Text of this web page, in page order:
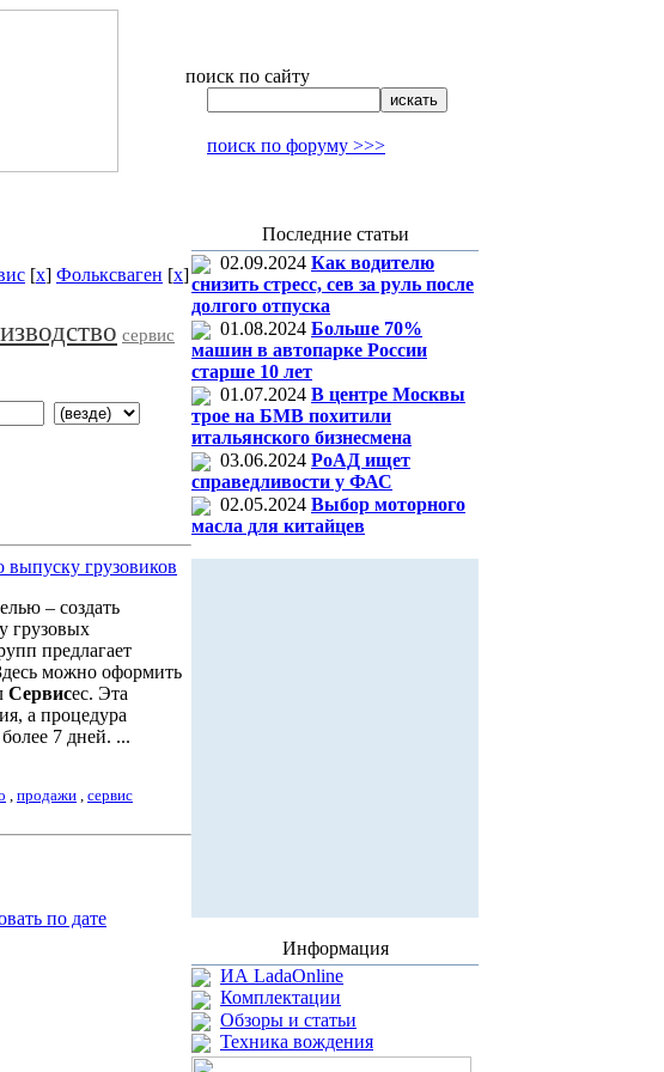
поиск по сайту
поиск по форуму >>>
[x] Фольксваген [x]
сервис
выпуску грузовиков
– создать
грузовых
предлагает
можно оформить
Сервисес. Эта
а процедура
7 дней. ...
, продажи , сервис
по дате
Последние статьи
02.09.2024 Как водителю
снизить стресс, сев за руль после
долгого отпуска
01.08.2024 Больше 70%
машин в автопарке России
старше 10 лет
01.07.2024 В центре Москвы
трое на БМВ похитили
итальянского бизнесмена
03.06.2024 РоАД ищет
справедливости у ФАС
02.05.2024 Выбор моторного
масла для китайцев
Информация
ИА LadaOnline
Комплектации
Обзоры и статьи
Техника вождения